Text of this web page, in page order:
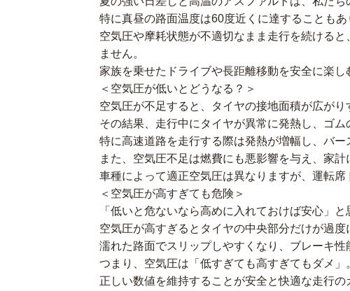
特に真昼の路面温度は60度近くに達することも
空気圧や摩耗状態が不適切なまま走行を続ける
ません。
家族を乗せたドライブや長距離移動を安全に楽
＜空気圧が低いとどうなる？＞
空気圧が不足すると、タイヤの接地面積が広がり
その結果、走行中にタイヤが異常に発熱し、ゴム
特に高速道路を走行する際は発熱が増幅し、バー
また、空気圧不足は燃費にも悪影響を与え、家計
車種によって適正空気圧は異なりますが、運転
＜空気圧が高すぎても危険＞
「低いと危ないなら高めに入れておけば安心」
空気圧が高すぎるとタイヤの中央部分だけが過
濡れた路面でスリップしやすくなり、ブレーキ性
つまり、空気圧は「低すぎても高すぎてもダメ」
正しい数値を維持することが安全と快適な走行の